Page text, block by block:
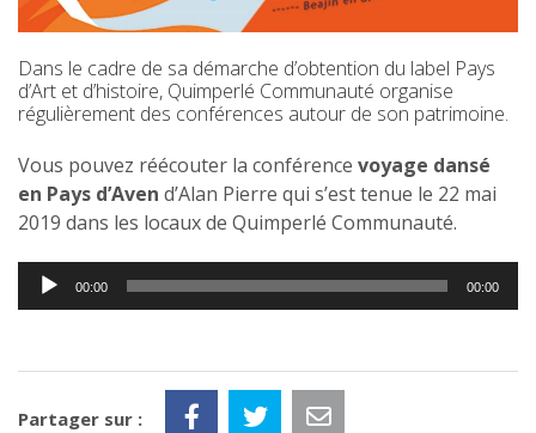
Dans le cadre de sa démarche d’obtention du label Pays
d’Art et d’histoire, Quimperlé Communauté organise
régulièrement des conférences autour de son patrimoine.
Vous pouvez réécouter la conférence voyage dansé
en Pays d’Aven d’Alan Pierre qui s’est tenue le 22 mai
2019 dans les locaux de Quimperlé Communauté.
Lecteur
audio
00:00 00:00
Partager sur :